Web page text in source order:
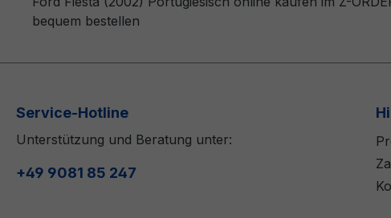
bequem bestellen
Service-Hotline
Unterstützung und Beratung unter:
+49 9081 85 247